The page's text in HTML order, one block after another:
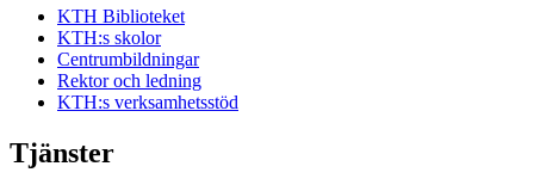
KTH Biblioteket
KTH:s skolor
Centrumbildningar
Rektor och ledning
KTH:s verksamhetsstöd
Tjänster